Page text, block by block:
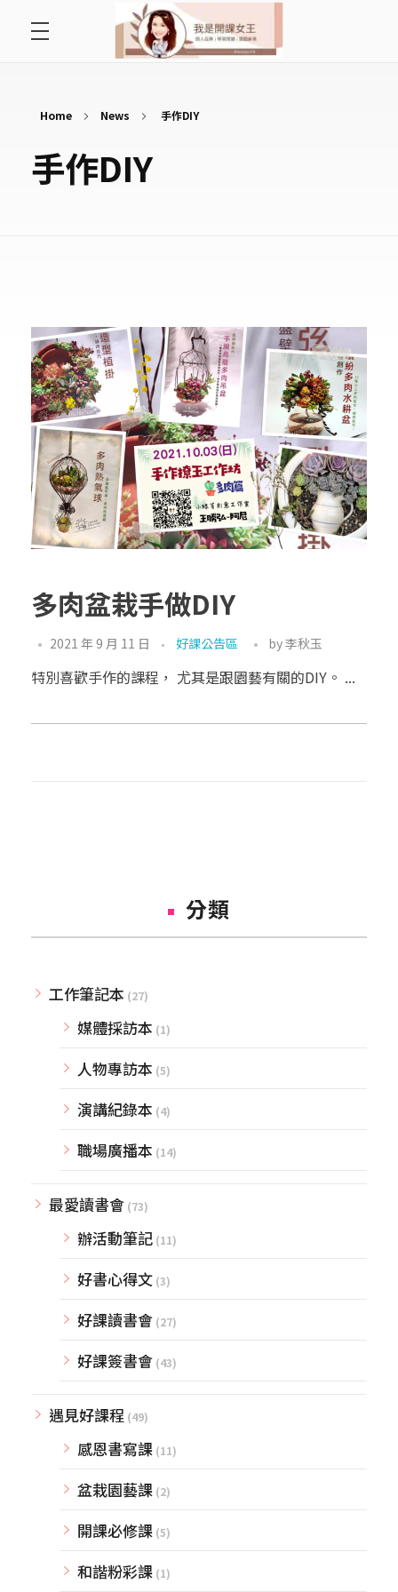
好好說故事
最愛讀書會
Home News 手作DIY
手作DIY
多肉盆栽手做DIY
2021 年 9 月 11 日 好課公告區 by李秋玉
特別喜歡手作的課程， 尤其是跟園藝有關的DIY。 ...
分類
工作筆記本 (27)
媒體採訪本 (1)
人物專訪本 (5)
演講紀錄本 (4)
職場廣播本 (14)
最愛讀書會 (73)
辦活動筆記 (11)
好書心得文 (3)
好課讀書會 (27)
好課簽書會 (43)
遇見好課程 (49)
感恩書寫課 (11)
盆栽園藝課 (2)
開課必修課 (5)
和諧粉彩課 (1)